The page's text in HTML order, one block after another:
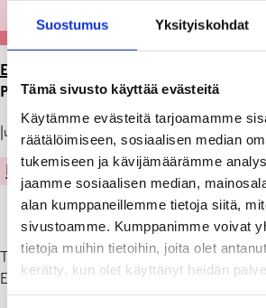
Suostumus Yksityiskohdat
Tämä sivusto käyttää evästeitä
Käytämme evästeitä tarjoamamme
räätälöimiseen, sosiaalisen median
tukemiseen ja kävijämäärämme
jaamme sosiaalisen median,
alan kumppaneillemme tietoja siitä,
sivustoamme. Kumppanimme voivat
tietoja muihin tietoihin, joita olet
kerätty, kun olet käyttänyt heidän
ETUSIVU
PERSPEKTIIVISSÄ 2.-31.8.2022
Julkaistu: 02.08.22
KULTTUURI
The best of EFK
Ekenäs Fotoklubb